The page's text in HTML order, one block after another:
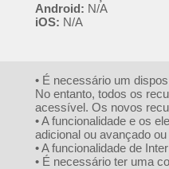
Android: N/A
iOS: N/A
• É necessário um
No entanto, todos os
acessível. Os novos
• A funcionalidade e os
adicional ou avançado
• A funcionalidade de
• É necessário ter uma